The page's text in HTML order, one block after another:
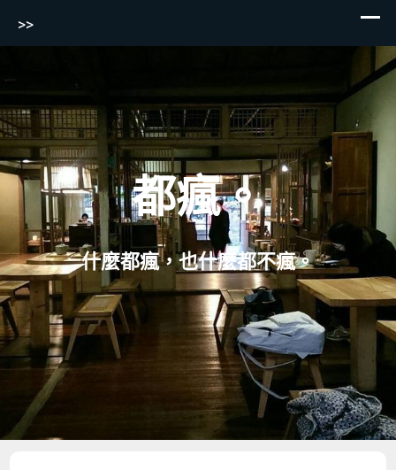
to
content
>>
都瘋。
什麼都瘋，也什麼都不瘋。